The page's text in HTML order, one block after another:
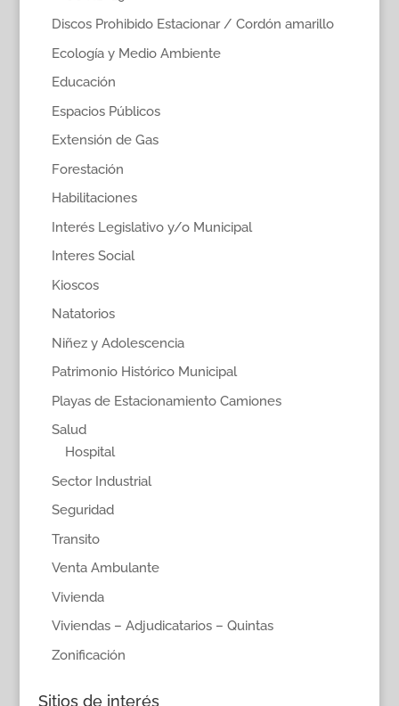
Discos Prohibido Estacionar / Cordón amarillo
Ecología y Medio Ambiente
Educación
Espacios Públicos
Extensión de Gas
Forestación
Habilitaciones
Interés Legislativo y/o Municipal
Interes Social
Kioscos
Natatorios
Niñez y Adolescencia
Patrimonio Histórico Municipal
Playas de Estacionamiento Camiones
Salud
Hospital
Sector Industrial
Seguridad
Transito
Venta Ambulante
Vivienda
Viviendas – Adjudicatarios – Quintas
Zonificación
Sitios de interés